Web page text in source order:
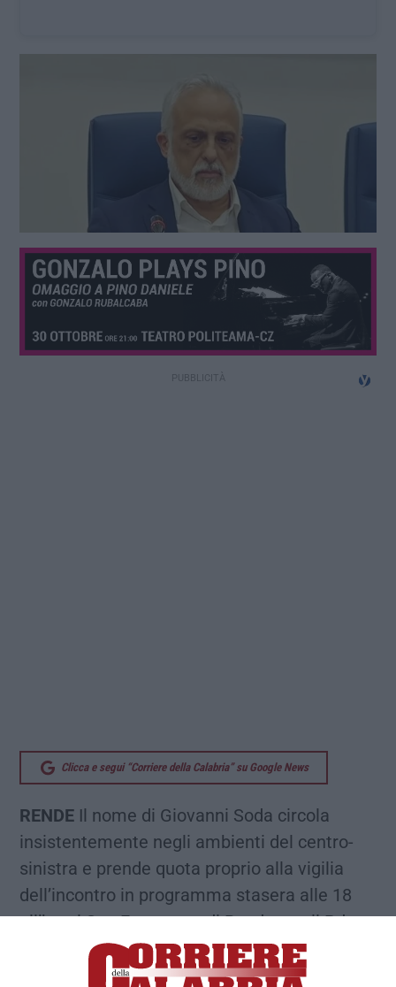
Clicca e segui “Corriere della Calabria” su Google News
RENDE Il nome di Giovanni Soda circola
insistentemente negli ambienti del centro-
sinistra e prende quota proprio alla vigilia
dell’incontro in programma stasera alle 18
all’hotel San Francesco di Rende con il Pd
che finalmente prenderà posizione sulle
elezioni di fine maggio di oltre Campagnano,